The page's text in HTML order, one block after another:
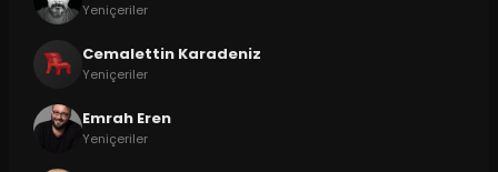
Yeniçeriler
Cemalettin Karadeniz
Yeniçeriler
Emrah Eren
Yeniçeriler